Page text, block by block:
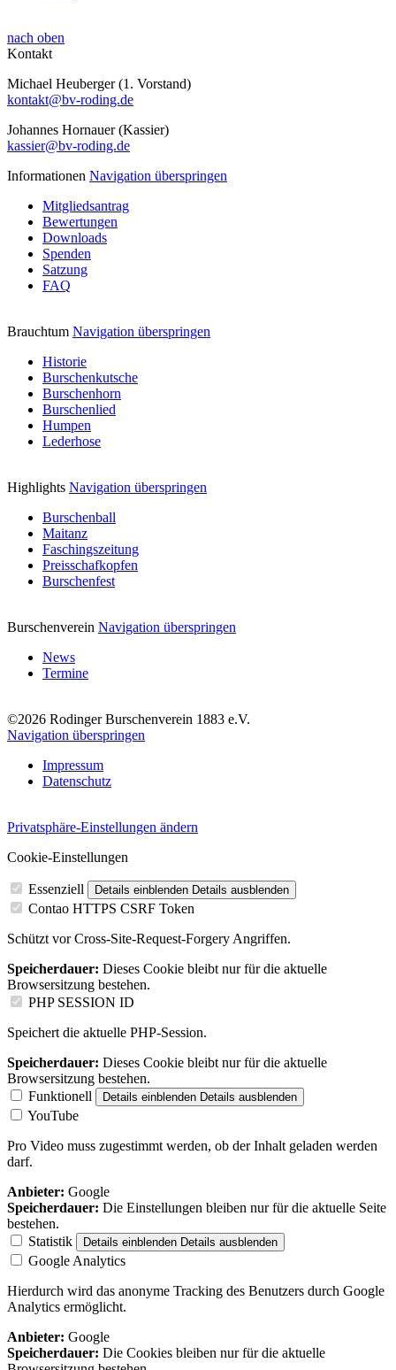
nach oben
Kontakt
Michael Heuberger (1. Vorstand)
kontakt@bv-roding.de
Johannes Hornauer (Kassier)
kassier@bv-roding.de
Informationen Navigation überspringen
Mitgliedsantrag
Bewertungen
Downloads
Spenden
Satzung
FAQ
Brauchtum Navigation überspringen
Historie
Burschenkutsche
Burschenhorn
Burschenlied
Humpen
Lederhose
Highlights Navigation überspringen
Burschenball
Maitanz
Faschingszeitung
Preisschafkopfen
Burschenfest
Burschenverein Navigation überspringen
News
Termine
©2026 Rodinger Burschenverein 1883 e.V.
Navigation überspringen
Impressum
Datenschutz
Privatsphäre-Einstellungen ändern
Cookie-Einstellungen
Essenziell Details einblenden Details ausblenden
Contao HTTPS CSRF Token
Schützt vor Cross-Site-Request-Forgery Angriffen.
Speicherdauer: Dieses Cookie bleibt nur für die aktuelle
Browsersitzung bestehen.
PHP SESSION ID
Speichert die aktuelle PHP-Session.
Speicherdauer: Dieses Cookie bleibt nur für die aktuelle
Browsersitzung bestehen.
Funktionell
Details einblenden Details ausblenden
YouTube
Pro Video muss zugestimmt werden, ob der Inhalt geladen werden
darf.
Anbieter: Google
Speicherdauer: Die Einstellungen bleiben nur für die aktuelle Seite
bestehen.
Statistik
Details einblenden Details ausblenden
Google Analytics
Hierdurch wird das anonyme Tracking des Benutzers durch Google
Analytics ermöglicht.
Anbieter: Google
Speicherdauer: Die Cookies bleiben nur für die aktuelle